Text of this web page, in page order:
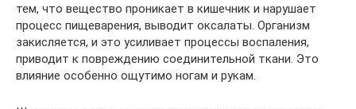
тем, что вещество проникает в кишечник и нарушает
процесс пищеварения, выводит оксалаты. Организм
закисляется, и это усиливает процессы воспаления,
приводит к повреждению соединительной ткани. Это
влияние особенно ощутимо ногам и рукам.